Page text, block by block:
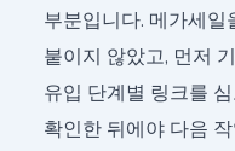
부분입니다. 메가세
붙이지 않았고, 먼저
유입 단계별 링크를
확인한 뒤에야 다음